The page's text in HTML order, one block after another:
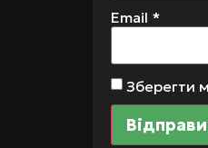
Email *
Зберегти